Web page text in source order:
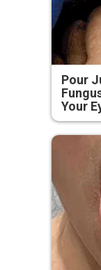
Pour
Your